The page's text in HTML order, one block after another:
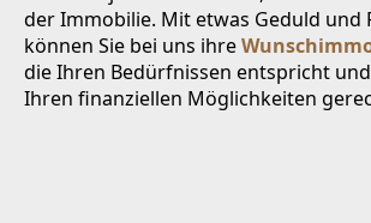
der Immobilie. Mit etwas Geduld und
können Sie bei uns ihre
die Ihren Bedürfnissen entspricht
Ihren finanziellen Möglichkeiten